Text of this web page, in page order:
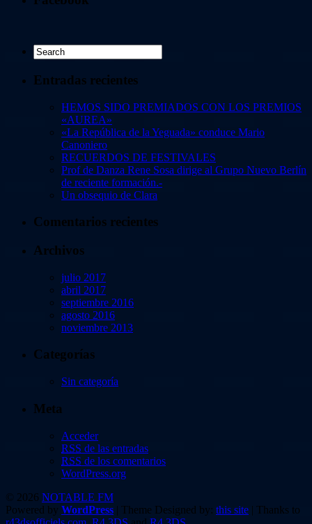
Entradas recientes
HEMOS SIDO PREMIADOS CON LOS PREMIOS
«AUREA»
«La República de la Yeguada» conduce Mario
Canoniero
RECUERDOS DE FESTIVALES
Prof de Danza Rene Sosa dirige al Grupo Nuevo Berlín
de reciente formación.-
Un obsequio de Clara
Comentarios recientes
Archivos
julio 2017
abril 2017
septiembre 2016
agosto 2016
noviembre 2013
Categorías
Sin categoría
Meta
Acceder
RSS de las entradas
RSS de los comentarios
WordPress.org
© 2026 NOTABLE FM
Powered by WordPress | Theme Designed by: this site | Thanks to